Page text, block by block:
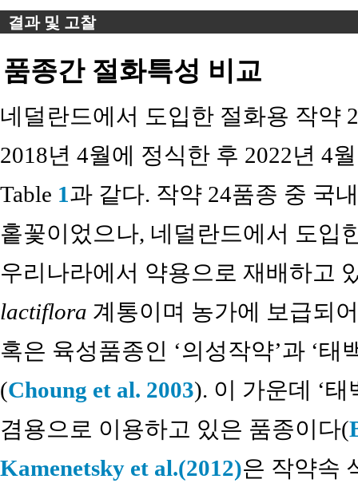
결과 및 고찰
품종간 절화특성 비교
네덜란드에서 도입한 절화용 작약
2018년 4월에 정식한 후 2022년 4
Table 1과 같다. 작약 24품종 중 국
홑꽃이었으나, 네덜란드에서 도입
우리나라에서 약용으로 재배하고
lactiflora 계통이며 농가에 보급되
혹은 육성품종인 ‘의성작약’과 ‘태
(Choung et al. 2003). 이 가운데 ‘
겸용으로 이용하고 있은 품종이다(
Kamenetsky et al.(2012)은 작약속